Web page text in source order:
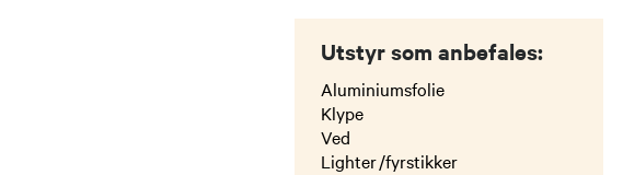
Utstyr som anbefales:
Aluminiumsfolie
Klype
Ved
Lighter /fyrstikker